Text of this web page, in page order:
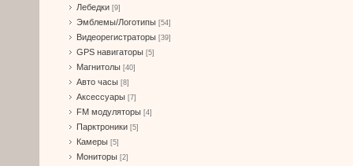
Лебедки [9]
Эмблемы/Логотипы [54]
Видеорегистраторы [39]
GPS навигаторы [5]
Магнитолы [40]
Авто часы [8]
Аксессуары [7]
FM модуляторы [4]
Парктроники [5]
Камеры [5]
Мониторы [2]